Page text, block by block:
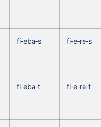
fi‑eba‑s fi‑e‑re‑s
fi‑eba‑t fi‑e‑re‑t